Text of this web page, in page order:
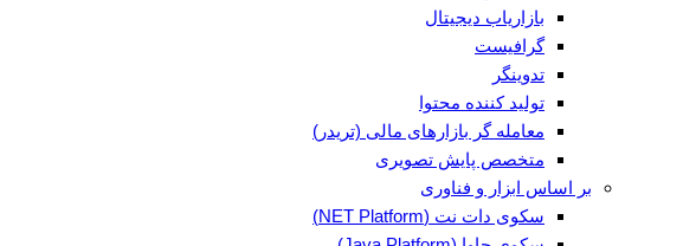
بازاریاب دیجیتال
گرافیست
تدوینگر
تولید کننده محتوا
معامله گر بازارهای مالی (تریدر)
متخصص پایش تصویری
بر اساس ابزار و فناوری
سکوی دات نت (NET Platform)